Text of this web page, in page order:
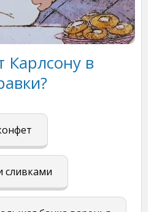
Карлсону в
сливками